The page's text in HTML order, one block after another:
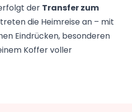
der Transfer zum
die Heimreise an – mit
Eindrücken, besonderen
Koffer voller